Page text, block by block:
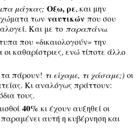
μάγκας; Οξω, ρε, και μην
χώματα των ναυτικώνπου σου
Και με το παραπάνω.
που «δικαιολογούν» την
καθαρίστριες, ενώ τίποτε άλλο
πάρουν! τι είχαμε, τι χάσαμε;) οι
Κι αναλόγως πράττουν:
τους.
40% κι έχουν αυξηθεί οι
αυτή η κυβέρνηση και